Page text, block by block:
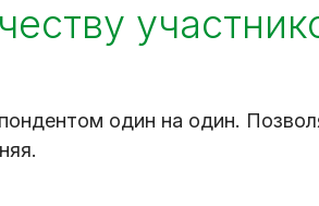
один на один.